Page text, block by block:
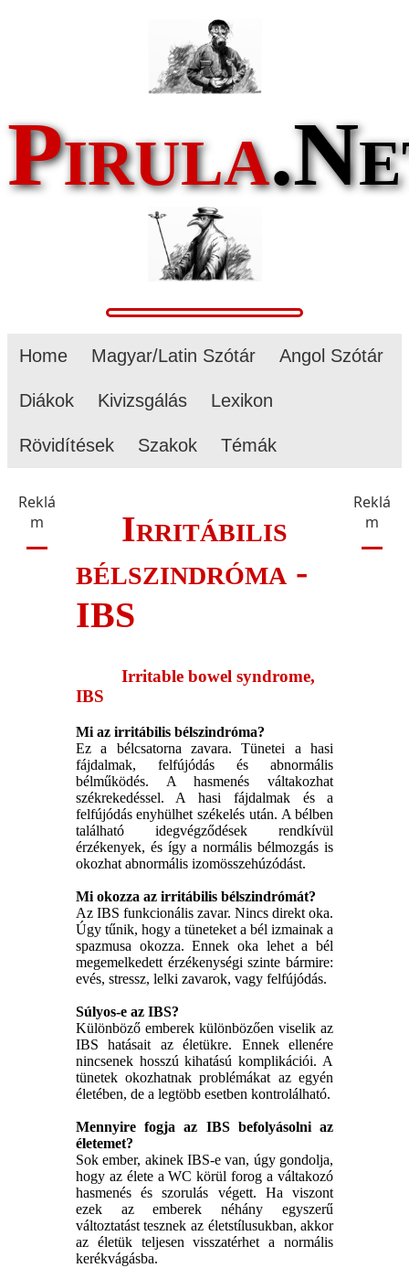
Pirula
Home Magyar/Latin Szótár Angol Szótár
Diákok Kivizsgálás Lexikon
Rövidítések Szakok Témák
Reklá
m
Irritábilis
bélszindróma -
IBS
Irritable bowel syndrome,
IBS
Mi az irritábilis bélszindróma?
Ez a bélcsatorna zavara. Tünetei a hasi
fájdalmak, felfújódás és abnormális
bélműködés. A hasmenés váltakozhat
székrekedéssel. A hasi fájdalmak és a
felfújódás enyhülhet székelés után. A bélben
található idegvégződések rendkívül
érzékenyek, és így a normális bélmozgás is
okozhat abnormális izomösszehúzódást.
Mi okozza az irritábilis bélszindrómát?
Az IBS funkcionális zavar. Nincs direkt oka.
Úgy tűnik, hogy a tüneteket a bél izmainak a
spazmusa okozza. Ennek oka lehet a bél
megemelkedett érzékenységi szinte bármire:
evés, stressz, lelki zavarok, vagy felfújódás.
Súlyos-e az IBS?
Különböző emberek különbözően viselik az
IBS hatásait az életükre. Ennek ellenére
nincsenek hosszú kihatású komplikációi. A
tünetek okozhatnak problémákat az egyén
életében, de a legtöbb esetben kontrolálható.
Mennyire fogja az IBS befolyásolni az
életemet?
Sok ember, akinek IBS-e van, úgy gondolja,
hogy az élete a WC körül forog a váltakozó
hasmenés és szorulás végett. Ha viszont
ezek az emberek néhány egyszerű
változtatást tesznek az életstílusukban, akkor
az életük teljesen visszatérhet a normális
kerékvágásba.
Reklá
m